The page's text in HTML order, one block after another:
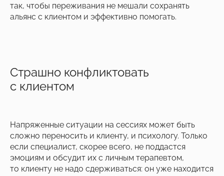
так, чтобы переживания не мешали сохранять
альянс с клиентом и эффективно помогать.
Страшно конфликтовать
с клиентом
Напряженные ситуации на сессиях может быть
сложно переносить и клиенту, и психологу. Только
если специалист, скорее всего, не поддастся
эмоциям и обсудит их с личным терапевтом,
то клиенту не надо сдерживаться: он уже находится